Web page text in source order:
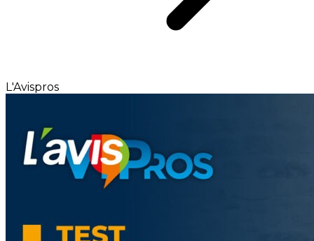
L'Avispros